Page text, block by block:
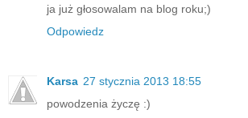
ja już głosowalam na blog roku;)
Odpowiedz
Karsa 27 stycznia 2013 18:55
powodzenia życzę :)